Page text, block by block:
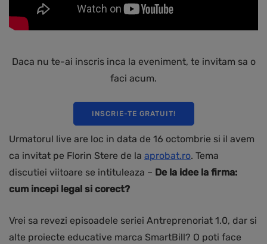
Daca nu te-ai inscris inca la eveniment, te invitam sa o
faci acum.
INSCRIE-TE GRATUIT!
Urmatorul live are loc in data de 16 octombrie si il avem
ca invitat pe Florin Stere de la aprobat.ro. Tema
discutiei viitoare se intituleaza – De la idee la firma:
cum incepi legal si corect?
Vrei sa revezi episoadele seriei Antreprenoriat 1.0, dar si
alte proiecte educative marca SmartBill? O poti face